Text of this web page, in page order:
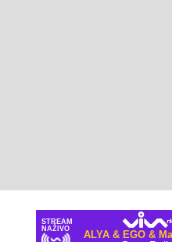
STREAM
NAŽIVO
ALYA & EGO &